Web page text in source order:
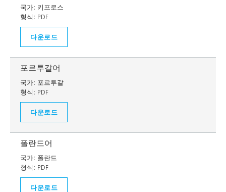
국가: 키프로스
형식: PDF
다운로드
포르투갈어
국가: 포르투갈
형식: PDF
다운로드
폴란드어
국가: 폴란드
형식: PDF
다운로드